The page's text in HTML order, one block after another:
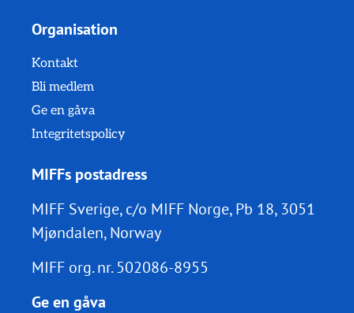
Organisation
Kontakt
Bli medlem
Ge en gåva
Integritetspolicy
MIFFs postadress
MIFF Sverige, c/o MIFF Norge, Pb 18, 3051
Mjøndalen, Norway
MIFF org. nr.502086-8955
Ge en gåva